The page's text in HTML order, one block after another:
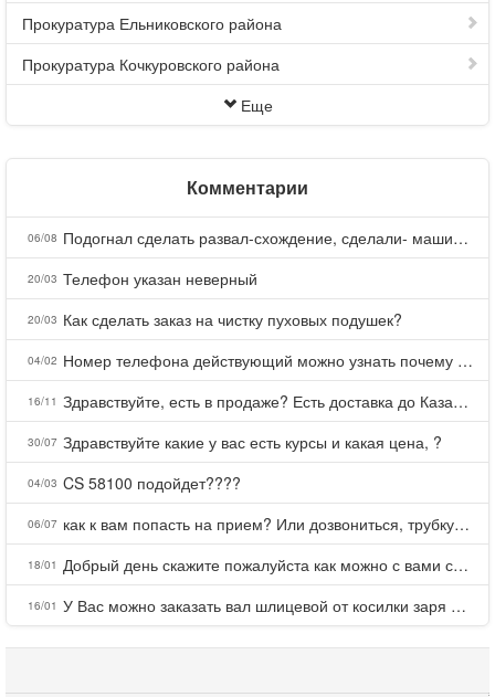
Прокуратура Ельниковского района
Прокуратура Кочкуровского района
Еще
Комментарии
06/08 Подогнал сделать развал-схождение, сделали- машина уходит на право и колеса проверил все хорошо с атмосферами ужас как можно делать авто, не ужели не берегут свою репутацию, не советую.
20/03 Телефон указан неверный
20/03 Как сделать заказ на чистку пуховых подушек?
04/02 Номер телефона действующий можно узнать почему номер неправельный
16/11 Здравствуйте, есть в продаже? Есть доставка до Казани?
30/07 Здравствуйте какие у вас есть курсы и какая цена, ?
04/03 CS 58100 подойдет????
06/07 как к вам попасть на прием? Или дозвониться, трубку не берете.
18/01 Добрый день скажите пожалуйста как можно с вами связаться . Телефон не отвечает .Заказала кухню в тц Хороший есть претензии а менеджер контактов не дает .Что делать?
16/01 У Вас можно заказать вал шлицевой от косилки заря для мтз, который соединяет мотоблок с косилкой.?